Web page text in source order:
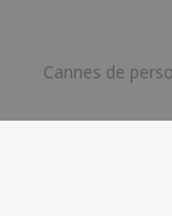
Cannes de